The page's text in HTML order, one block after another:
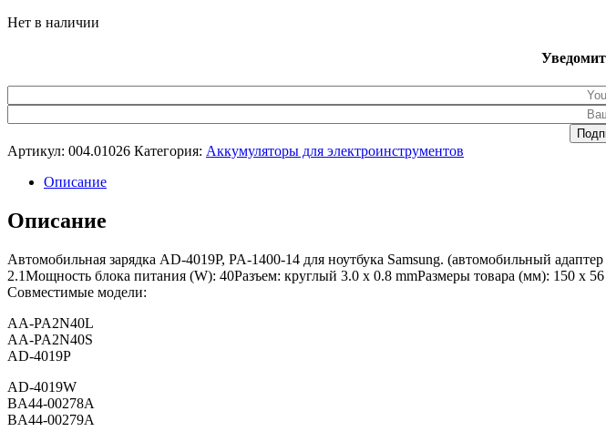
Нет в наличии
Артикул: 004.01026 Категория: Аккумуляторы для электроинструментов
Описание
Описание
Автомобильная зарядка AD-4019P, PA-1400-14 для ноутбука Samsung. (автомобильный
2.1Мощность блока питания (W): 40Разъем: круглый 3.0 x 0.8 mmРазмеры товара (мм): 150 x
Совместимые модели:
AA-PA2N40L
AA-PA2N40S
AD-4019P
AD-4019W
BA44-00278A
BA44-00279A